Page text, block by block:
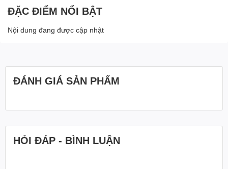
ĐẶC ĐIỂM NỔI BẬT
Nội dung đang được cập nhật
ĐÁNH GIÁ SẢN PHẨM
HỎI ĐÁP - BÌNH LUẬN